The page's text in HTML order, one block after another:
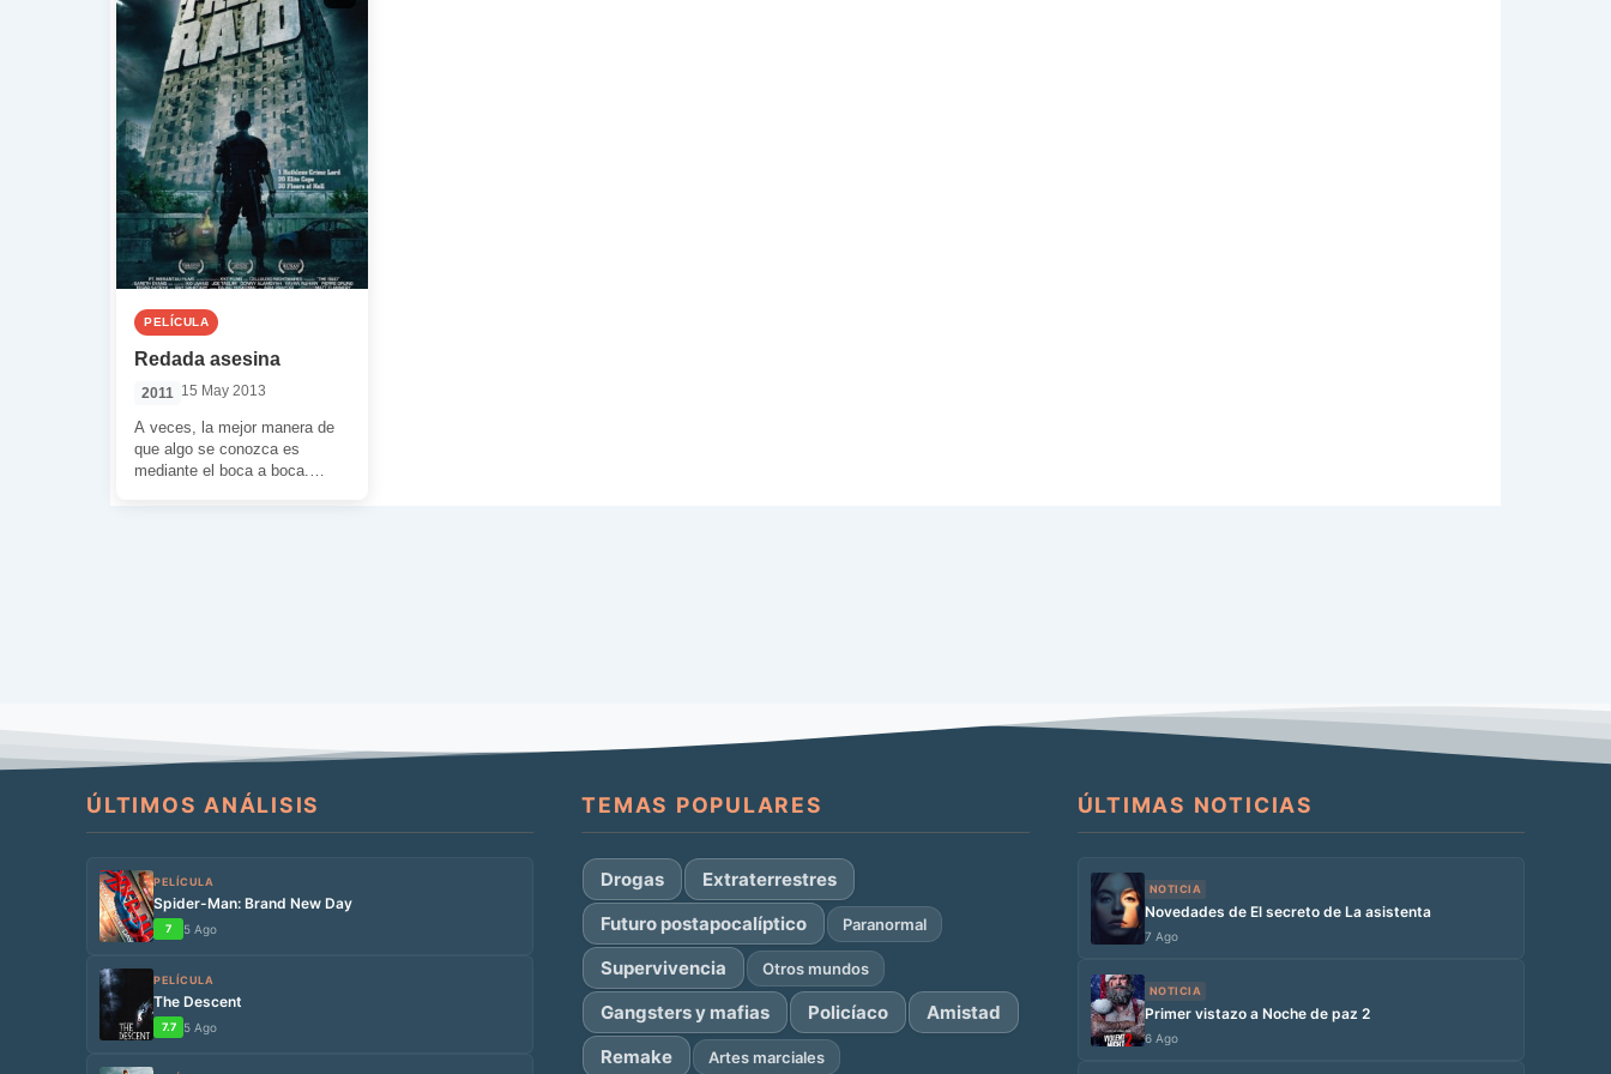
PELÍCULA
Redada asesina
2011 15 May 2013
A veces, la mejor manera de
que algo se conozca es
mediante el boca a boca.
ÚLTIMOS ANÁLISIS
PELÍCULA
Spider-Man: Brand New Day
7 5 Ago
PELÍCULA
The Descent
7.7 5 Ago
TEMAS POPULARES
Drogas
Extraterrestres
Futuro postapocalíptico
Paranormal
Supervivencia Otros mundos
Gangsters y mafias Policíaco
Amistad
Remake
Artes marciales
ÚLTIMAS NOTICIAS
NOTICIA
Novedades de El secreto de La asistenta
7 Ago
NOTICIA
Primer vistazo a Noche de paz 2
6 Ago